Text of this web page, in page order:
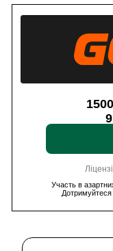
Участь в
Дотримуйтеся